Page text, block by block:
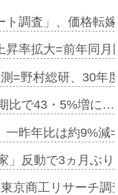
ト調査」、価格転
昇率拡大=前年同
=野村総研、30年
比で43・5%増に…
一昨年比は約9%
」反動で3ヵ月ぶ
京商工リサーチ